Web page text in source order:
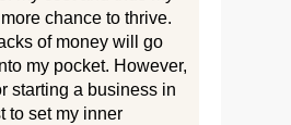
chance to thrive.
of money will go
my pocket. However,
starting a business in
to set my inner